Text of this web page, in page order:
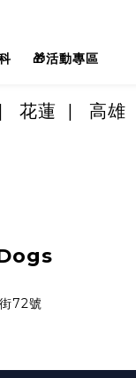
🎁活動專區
花蓮 | 高雄
72號